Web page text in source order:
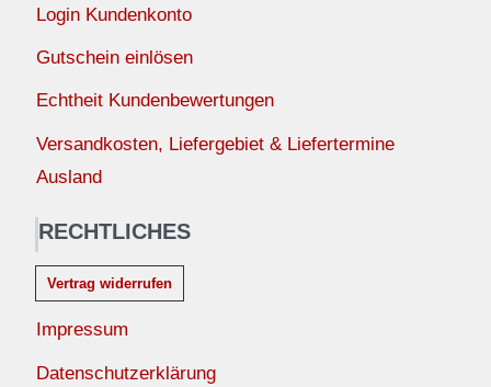
Login Kundenkonto
Gutschein einlösen
Echtheit Kundenbewertungen
Versandkosten, Liefergebiet & Liefertermine
Ausland
RECHTLICHES
Vertrag widerrufen
Impressum
Datenschutzerklärung